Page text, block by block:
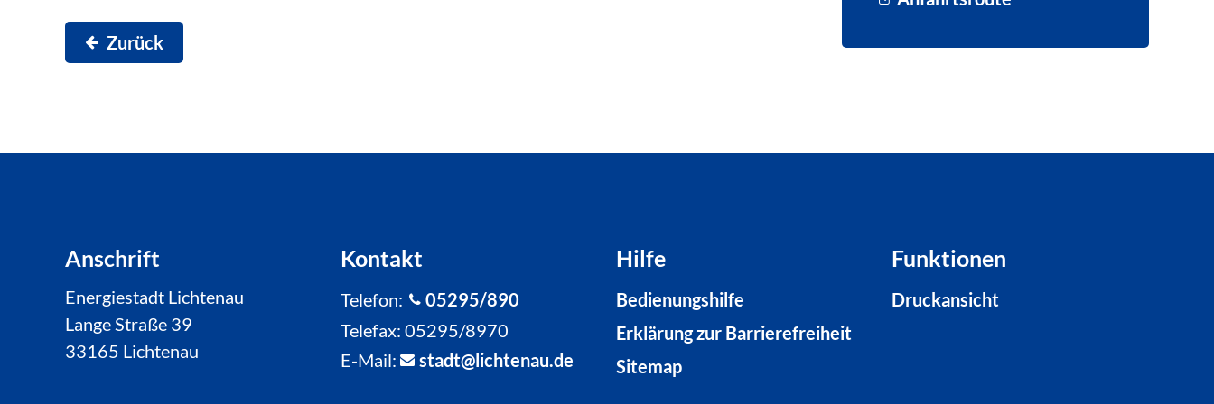
Zurück
Anschrift
Energiestadt Lichtenau
Lange Straße 39
33165 Lichtenau
Kontakt
Telefon:
05295/890
Telefax: 05295/8970
E-Mail:
st dt l cht n d
Hilfe
Bedienungshilfe
Erklärung zur Barrierefreiheit
Sitemap
Funktionen
Druckansicht